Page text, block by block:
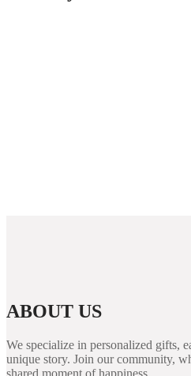
ABOUT US
We specialize in personalized gifts,
unique story. Join our community,